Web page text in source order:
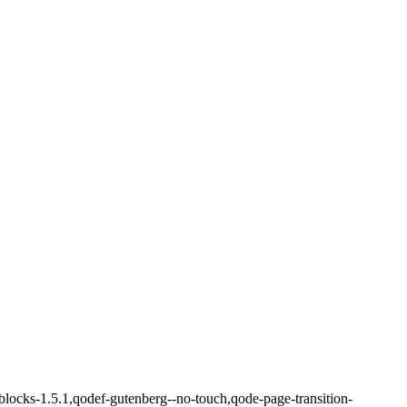
1.5.1,qodef-gutenberg--no-touch,qode-page-transition-